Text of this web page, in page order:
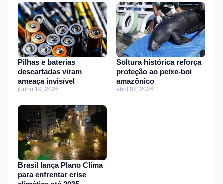
Pilhas e baterias
descartadas viram
ameaça invisível
junho 19, 2026
Soltura histórica reforça
proteção ao peixe-boi
amazônico
abril 07, 2026
Brasil lança Plano Clima
para enfrentar crise